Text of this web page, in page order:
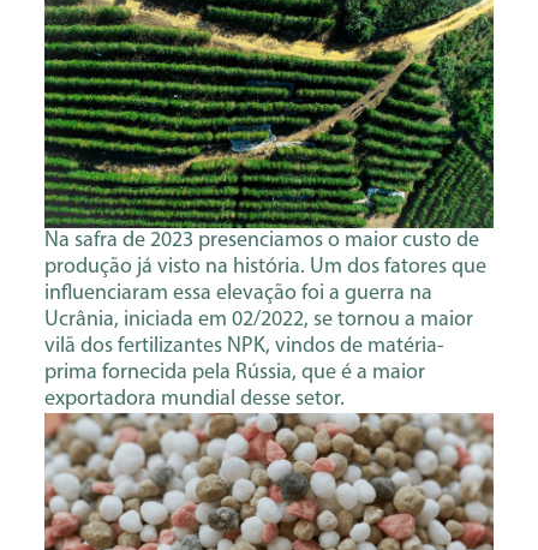
Na safra de 2023 presenciamos o maior custo de
produção já visto na história. Um dos fatores que
influenciaram essa elevação foi a guerra na
Ucrânia, iniciada em 02/2022, se tornou a maior
vilã dos fertilizantes NPK, vindos de matéria-
prima fornecida pela Rússia, que é a maior
exportadora mundial desse setor.